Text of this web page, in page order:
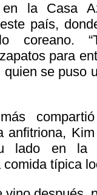
la Casa
país,
coreano.
para
quien se puso
anfitriona,
lado en la
comida típica